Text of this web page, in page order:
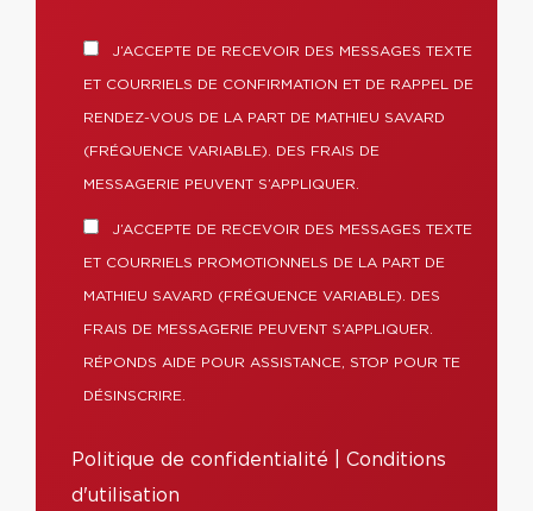
J’ACCEPTE DE RECEVOIR DES MESSAGES TEXTE
ET COURRIELS DE CONFIRMATION ET DE RAPPEL DE
RENDEZ-VOUS DE LA PART DE MATHIEU SAVARD
(FRÉQUENCE VARIABLE). DES FRAIS DE
MESSAGERIE PEUVENT S’APPLIQUER.
J’ACCEPTE DE RECEVOIR DES MESSAGES TEXTE
ET COURRIELS PROMOTIONNELS DE LA PART DE
MATHIEU SAVARD (FRÉQUENCE VARIABLE). DES
FRAIS DE MESSAGERIE PEUVENT S’APPLIQUER.
RÉPONDS AIDE POUR ASSISTANCE, STOP POUR TE
DÉSINSCRIRE.
Politique de confidentialité
Conditions
d'utilisation